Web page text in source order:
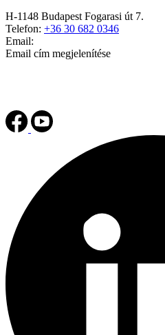
H-1148 Budapest Fogarasi út 7.
Telefon: +36 30 682 0346
Email:
Email cím megjelenítése